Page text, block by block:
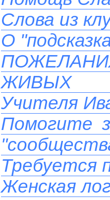
Слова из
О
ЖИВЫХ
Учителя
Помогите
Требуется
Женская